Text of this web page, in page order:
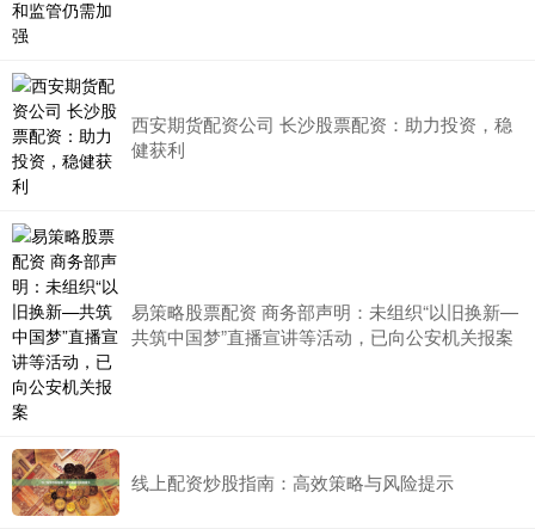
西安期货配资公司 长沙股票配资：助力投资，稳
健获利
易策略股票配资 商务部声明：未组织“以旧换新—
共筑中国梦”直播宣讲等活动，已向公安机关报案
线上配资炒股指南：高效策略与风险提示